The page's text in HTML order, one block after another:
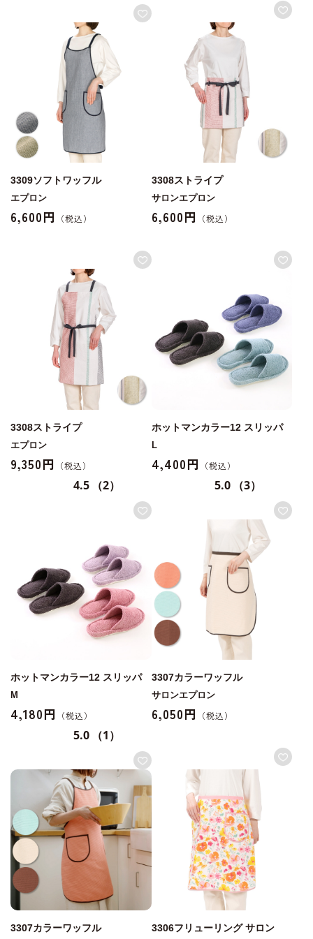
3309ソフトワッフル
エプロン
6,600円
3308ストライプ
サロンエプロン
6,600円
3308ストライプ
エプロン
9,350円
4.5 （2）
ホットマンカラー12 スリッパ
L
4,400円
5.0 （3）
ホットマンカラー12 スリッパ
M
4,180円
5.0 （1）
3307カラーワッフル
サロンエプロン
6,050円
3307カラーワッフル 3306フリューリング サロン